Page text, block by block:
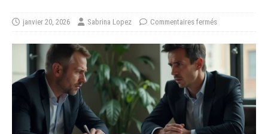
janvier 20, 2026 Sabrina Lopez Commentaires fermés